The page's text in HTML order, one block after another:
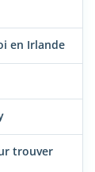
en Irlande
trouver